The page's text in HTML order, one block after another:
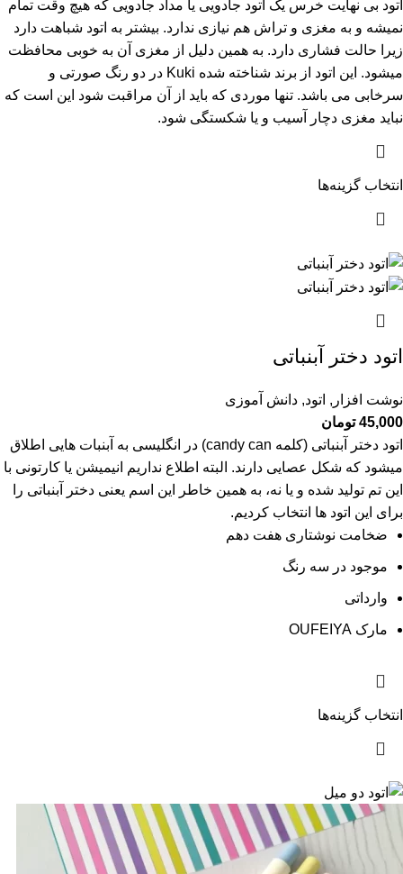
اتود بی نهایت خرس یک اتود جادویی یا مداد جادویی که هیچ وقت تمام
نمیشه و به مغزی و تراش هم نیازی ندارد. بیشتر به اتود شباهت دارد
زیرا حالت فشاری دارد. به همین دلیل از مغزی آن به خوبی محافظت
میشود. این اتود از برند شناخته شده Kuki در دو رنگ صورتی و
سرخابی می باشد. تنها موردی که باید از آن مراقبت شود این است که
نباید مغزی دچار آسیب و یا شکستگی شود.
انتخاب گزینه‌ها
اتود دختر آبنباتی
نوشت افزار , اتود, دانش آموزی
45,000 تومان
اتود دختر آبنباتی (کلمه candy can) در انگلیسی به آبنبات هایی اطلاق
میشود که شکل عصایی دارند. البته اطلاع نداریم انیمیشن یا کارتونی با
این تم تولید شده و یا نه، به همین خاطر این اسم یعنی دختر آبنباتی را
برای این اتود ها انتخاب کردیم.
ضخامت نوشتاری هفت دهم
موجود در سه رنگ
وارداتی
مارک OUFEIYA
انتخاب گزینه‌ها